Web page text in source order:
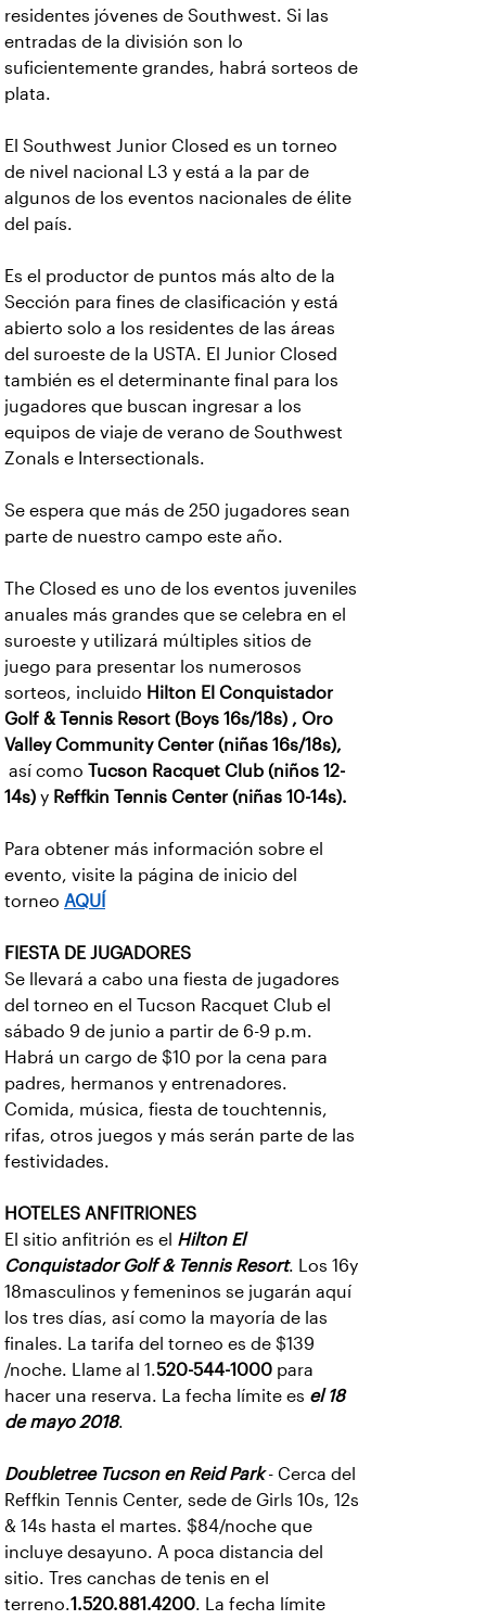
residentes jóvenes de Southwest. Si las
entradas de la división son lo
suficientemente grandes, habrá sorteos de
plata.
El Southwest Junior Closed es un torneo
de nivel nacional L3 y está a la par de
algunos de los eventos nacionales de élite
del país.
Es el productor de puntos más alto de la
Sección para fines de clasificación y está
abierto solo a los residentes de las áreas
del suroeste de la USTA. El Junior Closed
también es el determinante final para los
jugadores que buscan ingresar a los
equipos de viaje de verano de Southwest
Zonals e Intersectionals.
Se espera que más de 250 jugadores sean
parte de nuestro campo este año.
The Closed es uno de los eventos juveniles
anuales más grandes que se celebra en el
suroeste y utilizará múltiples sitios de
juego para presentar los numerosos
sorteos, incluido Hilton El Conquistador
Golf & Tennis Resort (Boys 16s/18s) , Oro
Valley Community Center (niñas 16s/18s),
así como Tucson Racquet Club (niños 12-
14s) y Reffkin Tennis Center (niñas 10-14s).
Para obtener más información sobre el
evento, visite la página de inicio del
torneo AQUÍ
FIESTA DE JUGADORES
Se llevará a cabo una fiesta de jugadores
del torneo en el Tucson Racquet Club el
sábado 9 de junio a partir de 6-9 p.m.
Habrá un cargo de $10 por la cena para
padres, hermanos y entrenadores.
Comida, música, fiesta de touchtennis,
rifas, otros juegos y más serán parte de las
festividades.
HOTELES ANFITRIONES
El sitio anfitrión es el Hilton El
Conquistador Golf & Tennis Resort. Los 16y
18masculinos y femeninos se jugarán aquí
los tres días, así como la mayoría de las
finales. La tarifa del torneo es de $139
/noche. Llame al 1.520-544-1000 para
hacer una reserva. La fecha límite es el 18
de mayo 2018.
Doubletree Tucson en Reid Park- Cerca del
Reffkin Tennis Center, sede de Girls 10s, 12s
& 14s hasta el martes. $84/noche que
incluye desayuno. A poca distancia del
sitio. Tres canchas de tenis en el
terreno.1.520.881.4200. La fecha límite